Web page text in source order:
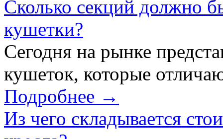
Сколько секций должно
кушетки?
Сегодня на рынке
кушеток, которые
Подробнее →
Из чего складывается